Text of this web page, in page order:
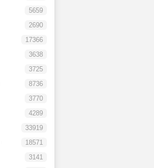
5659
2690
17366
3638
3725
8736
3770
4289
33919
18571
3141